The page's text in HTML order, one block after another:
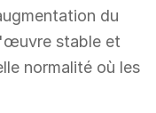
du
stable et
normalité où les